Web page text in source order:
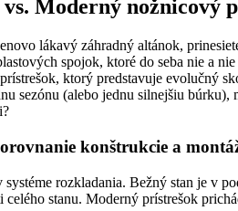
Moderný nožnicový
lákavý záhradný altánok,
spojok, ktoré do seba nie a
ktorý predstavuje evolučný
sezónu (alebo jednu silnejšiu búrku),
konštrukcie a
rozkladania. Bežný stan je v
stanu. Moderný prístrešok